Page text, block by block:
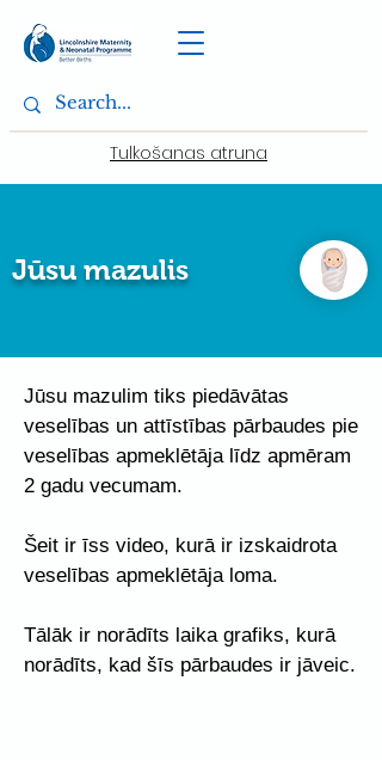
Tulkošanas atruna
Jūsu mazulis
Jūsu mazulim tiks piedāvātas
veselības un attīstības pārbaudes pie
veselības apmeklētāja līdz apmēram
2 gadu vecumam.
Šeit ir īss video, kurā ir izskaidrota
veselības apmeklētāja loma.
Tālāk ir norādīts laika grafiks, kurā
norādīts, kad šīs pārbaudes ir jāveic.